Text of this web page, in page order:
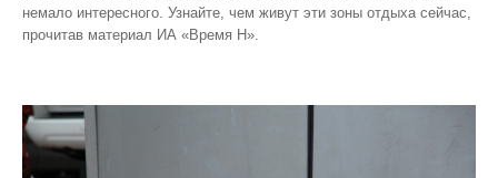
немало интересного. Узнайте, чем живут эти зоны отдыха сейчас,
прочитав материал ИА «Время Н».